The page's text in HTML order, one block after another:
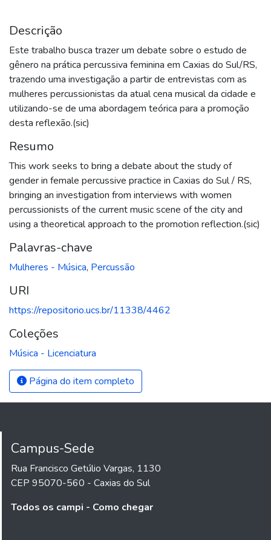
Descrição
Este trabalho busca trazer um debate sobre o estudo de
gênero na prática percussiva feminina em Caxias do Sul/RS,
trazendo uma investigação a partir de entrevistas com as
mulheres percussionistas da atual cena musical da cidade e
utilizando-se de uma abordagem teórica para a promoção
desta reflexão.(sic)
Resumo
This work seeks to bring a debate about the study of
gender in female percussive practice in Caxias do Sul / RS,
bringing an investigation from interviews with women
percussionists of the current music scene of the city and
using a theoretical approach to the promotion reflection.(sic)
Palavras-chave
Mulheres - Música, Percussão
URI
https://repositorio.ucs.br/11338/4462
Coleções
Música - Licenciatura
Página do item completo
Campus-Sede
Rua Francisco Getúlio Vargas, 1130
CEP 95070-560 - Caxias do Sul
Todos os campi - Como chegar